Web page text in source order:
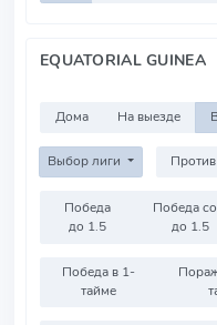
EQUATORIAL GUINEA
Дома На выезде
Выбор лиги
Победа
до 1.5
Победа
до 1.5
Победа в 1-
тайме